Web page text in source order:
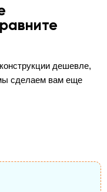
дешевле,
сделаем вам еще